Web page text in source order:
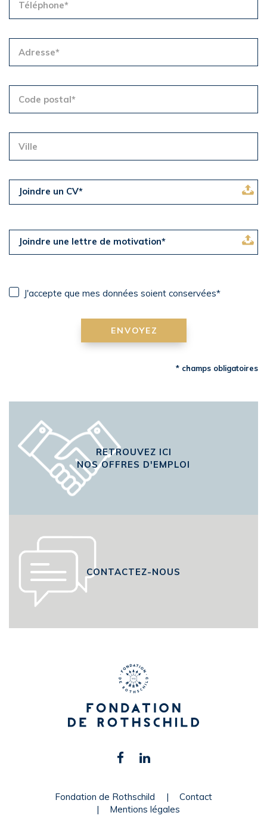
Joindre un CV*
Joindre une lettre de motivation*
J'accepte que mes données soient conservées*
ENVOYEZ
* champs obligatoires
RETROUVEZ ICI
NOS OFFRES D'EMPLOI
CONTACTEZ-NOUS
FacebookLinkedin
Fondation de Rothschild
Contact
Mentions légales